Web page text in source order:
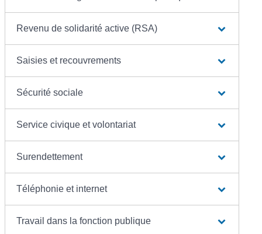
Revenu de solidarité active (RSA)
Saisies et recouvrements
Sécurité sociale
Service civique et volontariat
Surendettement
Téléphonie et internet
Travail dans la fonction publique